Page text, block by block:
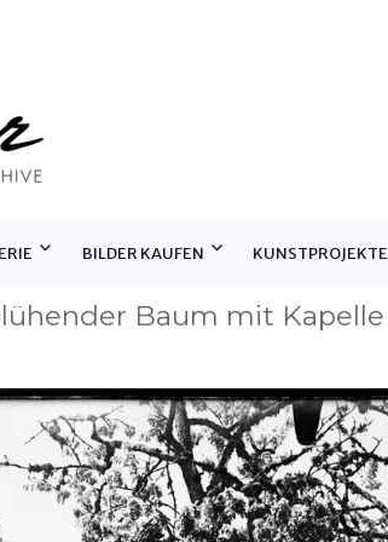
ARCHIVE
BILDER KAUFEN KUNSTPROJEKTE
Baum mit Kapelle